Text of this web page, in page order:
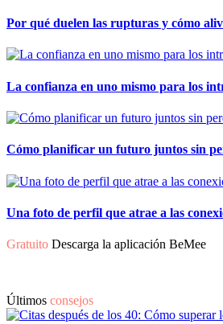
Por qué duelen las rupturas y cómo
La confianza en uno mismo para los
Cómo planificar un futuro juntos sin
Una foto de perfil que atrae a las
Gratuito Descarga la aplicación BeMee
Últimos consejos